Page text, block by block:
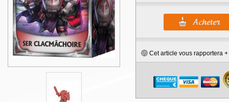
Cet article vous rapportera +